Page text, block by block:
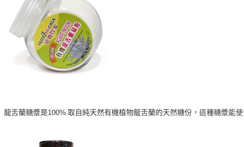
龍舌蘭糖漿是100% 取自純天然有機植物龍舌蘭的天然糖份，這種糖漿能